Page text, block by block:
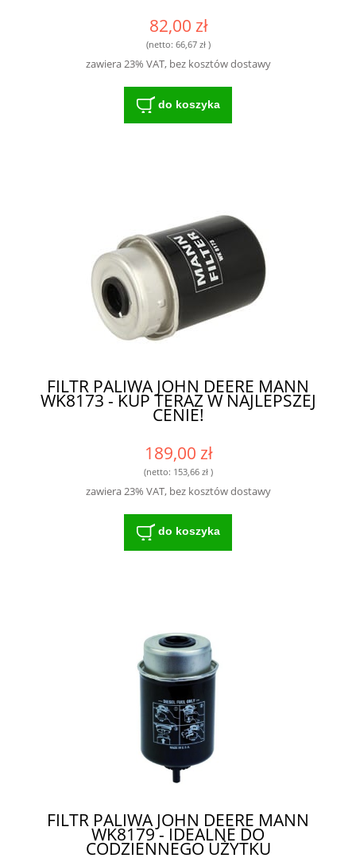
82,00 zł
(netto: 66,67 zł)
zawiera 23% VAT, bez kosztów dostawy
do koszyka
FILTR PALIWA JOHN DEERE MANN
WK8173 - KUP TERAZ W NAJLEPSZEJ
CENIE!
189,00 zł
(netto: 153,66 zł)
zawiera 23% VAT, bez kosztów dostawy
do koszyka
FILTR PALIWA JOHN DEERE MANN
WK8179 - IDEALNE DO
CODZIENNEGO UŻYTKU